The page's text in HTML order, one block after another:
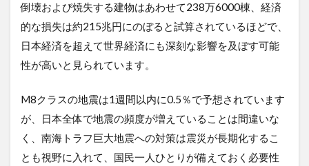
倒壊および焼失する建物はあわせて238万6000棟、経済
的な損失は約215兆円にのぼると試算されているほどで、
日本経済を超えて世界経済にも深刻な影響を及ぼす可能
性が高いと見られています。
M8クラスの地震は1週間以内に0.5％で予想されています
が、日本全体で地震の頻度が増えていることは間違いな
く、南海トラフ巨大地震への対策は震災が長期化するこ
とも視野に入れて、国民一人ひとりが備えておく必要性